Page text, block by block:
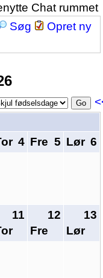
Chat rummet
Søg
Opret ny
4 5
Fre 6
Lør
11
12
Fre
13
Lør